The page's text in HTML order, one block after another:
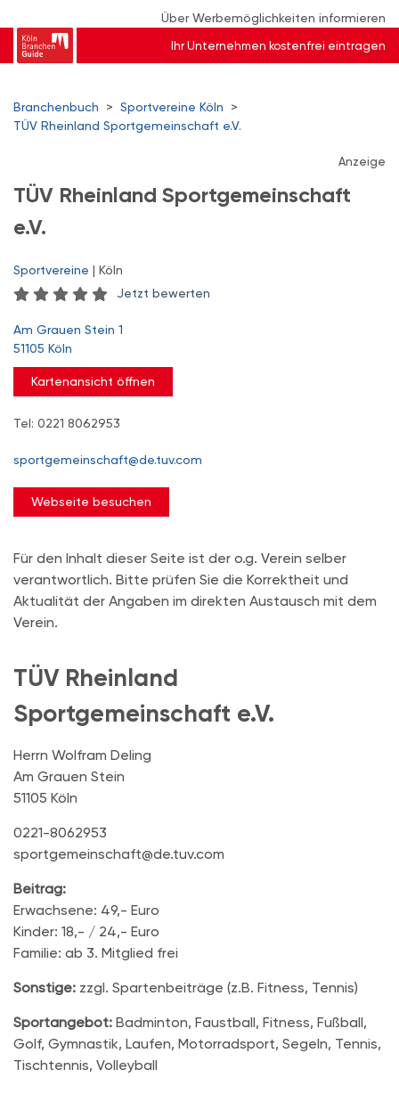
Über Werbemöglichkeiten informieren
Ihr Unternehmen kostenfrei eintragen
Branchenbuch > Sportvereine Köln
>
TÜV Rheinland Sportgemeinschaft e.V.
Anzeige
TÜV Rheinland Sportgemeinschaft
e.V.
Sportvereine | Köln
Jetzt bewerten
Am Grauen Stein 1
51105 Köln
Kartenansicht öffnen
Tel: 0221 8062953
sportgemeinschaft@de.tuv.com
Webseite besuchen
Für den Inhalt dieser Seite ist der o.g. Verein selber
verantwortlich. Bitte prüfen Sie die Korrektheit und
Aktualität der Angaben im direkten Austausch mit dem
Verein.
TÜV Rheinland
Sportgemeinschaft e.V.
Herrn Wolfram Deling
Am Grauen Stein
51105 Köln
0221-8062953
sportgemeinschaft@de.tuv.com
Beitrag:
Erwachsene: 49,- Euro
Kinder: 18,- / 24,- Euro
Familie: ab 3. Mitglied frei
Sonstige: zzgl. Spartenbeiträge (z.B. Fitness, Tennis)
Sportangebot: Badminton, Faustball, Fitness, Fußball,
Golf, Gymnastik, Laufen, Motorradsport, Segeln, Tennis,
Tischtennis, Volleyball